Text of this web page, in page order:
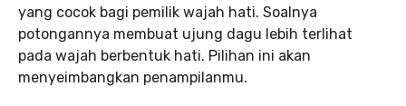
yang cocok bagi pemilik wajah hati. Soalnya
potongannya membuat ujung dagu lebih terlihat
pada wajah berbentuk hati. Pilihan ini akan
menyeimbangkan penampilanmu.